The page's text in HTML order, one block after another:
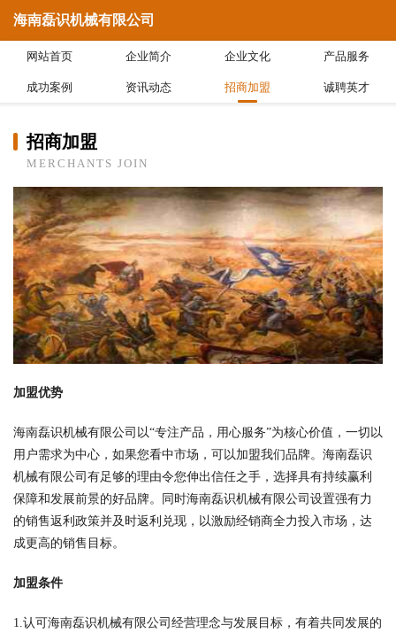
海南磊识机械有限公司
网站首页 企业简介 企业文化 产品服务
成功案例 资讯动态 招商加盟 诚聘英才
招商加盟
MERCHANTS JOIN
加盟优势
海南磊识机械有限公司以“专注产品，用心服务”为核心价值，一切以
用户需求为中心，如果您看中市场，可以加盟我们品牌。海南磊识
机械有限公司有足够的理由令您伸出信任之手，选择具有持续赢利
保障和发展前景的好品牌。同时海南磊识机械有限公司设置强有力
的销售返利政策并及时返利兑现，以激励经销商全力投入市场，达
成更高的销售目标。
加盟条件
1.认可海南磊识机械有限公司经营理念与发展目标，有着共同发展的